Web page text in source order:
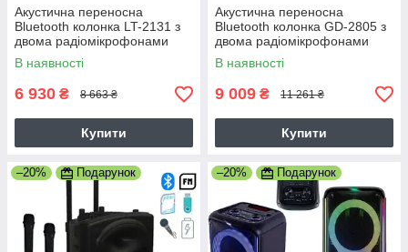
Акустична переносна
Bluetooth колонка LT-2131 з
двома радіомікрофонами
2*8" 60 Вт FM, USB, AUX,
RGB (380 x 370 x 847 мм)
В наявності
6 930 ₴ 8 663 ₴
Купити
Акустична переносна
Bluetooth колонка GD-2805 з
двома радіомікрофонами
2*8" 60 Вт FM, USB, AUX,
RGB (375*363*825 мм)
В наявності
9 009 ₴ 11 261 ₴
Купити
–20% Подарунок –20% Подарунок